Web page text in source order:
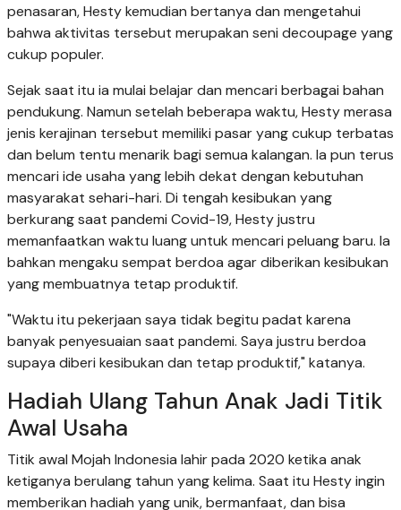
penasaran, Hesty kemudian bertanya dan mengetahui
bahwa aktivitas tersebut merupakan seni decoupage yang
cukup populer.
Sejak saat itu ia mulai belajar dan mencari berbagai bahan
pendukung. Namun setelah beberapa waktu, Hesty merasa
jenis kerajinan tersebut memiliki pasar yang cukup terbatas
dan belum tentu menarik bagi semua kalangan. Ia pun terus
mencari ide usaha yang lebih dekat dengan kebutuhan
masyarakat sehari-hari. Di tengah kesibukan yang
berkurang saat pandemi Covid-19, Hesty justru
memanfaatkan waktu luang untuk mencari peluang baru. Ia
bahkan mengaku sempat berdoa agar diberikan kesibukan
yang membuatnya tetap produktif.
"Waktu itu pekerjaan saya tidak begitu padat karena
banyak penyesuaian saat pandemi. Saya justru berdoa
supaya diberi kesibukan dan tetap produktif," katanya.
Hadiah Ulang Tahun Anak Jadi Titik
Awal Usaha
Titik awal Mojah Indonesia lahir pada 2020 ketika anak
ketiganya berulang tahun yang kelima. Saat itu Hesty ingin
memberikan hadiah yang unik, bermanfaat, dan bisa